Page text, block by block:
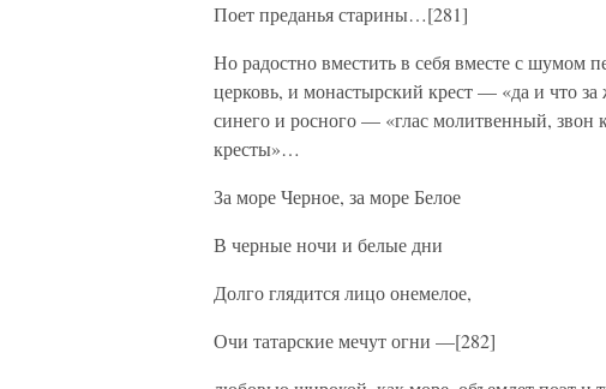
Поет преданья старины…[281]
Но радостно вместить в себя вместе с
церковь, и монастырский крест — «да и что
синего и росного — «глас молитвенный, звон
кресты»…
За море Черное, за море Белое
В черные ночи и белые дни
Долго глядится лицо онемелое,
Очи татарские мечут огни —[282]